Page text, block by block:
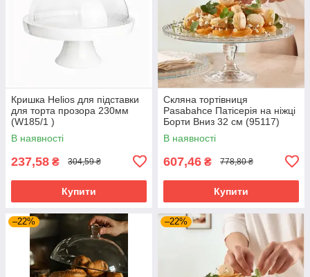
Кришка Helios для підставки
для торта прозора 230мм
(W185/1 )
В наявності
237,58 ₴ 304,59 ₴
Купити
Скляна тортівниця
Pasabahce Патісерія на ніжці
Борти Вниз 32 см (95117)
В наявності
607,46 ₴ 778,80 ₴
Купити
–22% –22%